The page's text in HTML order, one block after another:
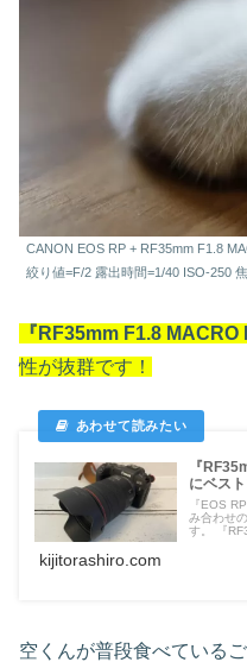
CANON EOS RP + RF35mm F1.8
絞り値=F/2 露出時間=1/40 ISO-250
『RF35mm F1.8 MACRO
性が抜群です！
『
にベスト
『EOS
み合わせ
す。 『
kijitorashiro.com
空くんが普段食べている